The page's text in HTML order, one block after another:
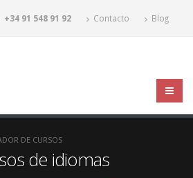
+34 91 548 91 92 Contacto Blog
DE CURSOS
de idiomas